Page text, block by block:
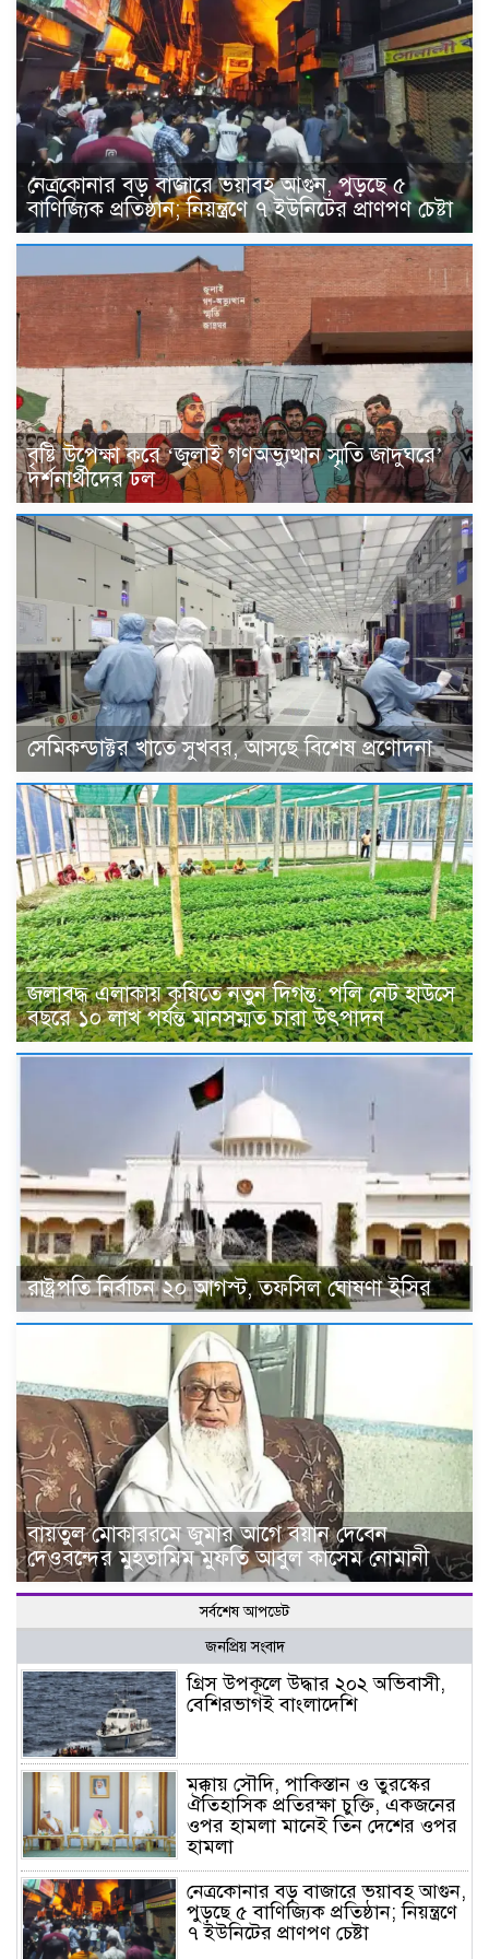
নেত্রকোনার বড় বাজারে ভয়াবহ আগুন, পুড়ছে ৫
বাণিজ্যিক প্রতিষ্ঠান; নিয়ন্ত্রণে ৭ ইউনিটের প্রাণপণ চেষ্টা
বৃষ্টি উপেক্ষা করে ‘জুলাই গণঅভ্যুত্থান স্মৃতি জাদুঘরে’
দর্শনার্থীদের ঢল
সেমিকন্ডাক্টর খাতে সুখবর, আসছে বিশেষ প্রণোদনা
জলাবদ্ধ এলাকায় কৃষিতে নতুন দিগন্ত: পলি নেট হাউসে
বছরে ১০ লাখ পর্যন্ত মানসম্মত চারা উৎপাদন
রাষ্ট্রপতি নির্বাচন ২০ আগস্ট, তফসিল ঘোষণা ইসির
বায়তুল মোকাররমে জুমার আগে বয়ান দেবেন
দেওবন্দের মুহতামিম মুফতি আবুল কাসেম নোমানী
সর্বশেষ আপডেট
জনপ্রিয় সংবাদ
গ্রিস উপকূলে উদ্ধার ২০২ অভিবাসী,
বেশিরভাগই বাংলাদেশি
মক্কায় সৌদি, পাকিস্তান ও তুরস্কের
ঐতিহাসিক প্রতিরক্ষা চুক্তি, একজনের
ওপর হামলা মানেই তিন দেশের ওপর
হামলা
নেত্রকোনার বড় বাজারে ভয়াবহ আগুন,
পুড়ছে ৫ বাণিজ্যিক প্রতিষ্ঠান; নিয়ন্ত্রণে
৭ ইউনিটের প্রাণপণ চেষ্টা